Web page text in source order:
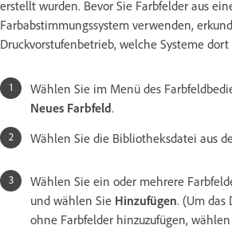
erstellt wurden. Bevor Sie Farbfelder aus
Farbabstimmungssystem verwenden,
Druckvorstufenbetrieb, welche Systeme
Wählen Sie im Menü des
Neues Farbfeld.
Wählen Sie die Bibliotheksdatei aus
Wählen Sie ein oder mehrere
und wählen Sie Hinzufügen. (Um das
ohne Farbfelder hinzuzufügen,